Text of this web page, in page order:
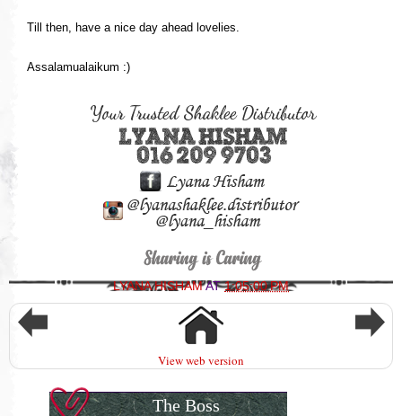
Till then, have a nice day ahead lovelies.
Assalamualaikum :)
LYANA HISHAMAT1:05:00 PM
View web version
The Boss